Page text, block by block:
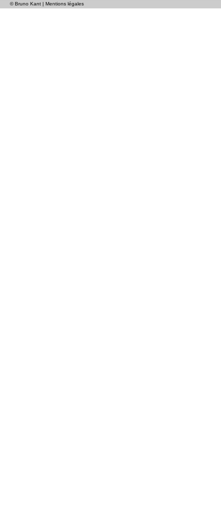
© Bruno Kant | Mentions légales